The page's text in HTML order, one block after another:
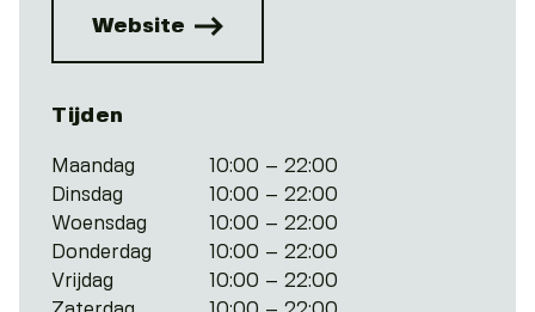
Website
Tijden
Maandag
10:00 – 22:00
Dinsdag
10:00 – 22:00
Woensdag
10:00 – 22:00
Donderdag
10:00 – 22:00
Vrijdag
10:00 – 22:00